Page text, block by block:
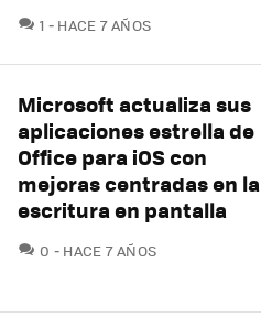
1 COMENTARIOS
HACE 7 AÑOS
Microsoft actualiza sus
aplicaciones estrella de
Office para iOS con
mejoras centradas en la
escritura en pantalla
0 COMENTARIOS
HACE 7 AÑOS